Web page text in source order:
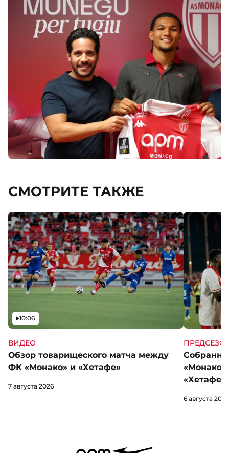
СМОТРИТЕ ТАКЖЕ
ВИДЕО
Обзор товарищеского матча между
ФК «Монако» и «Хетафе»
Видео
10:06
7 августа 2026
«Хетафе»
6 августа 2026